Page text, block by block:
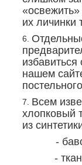
их личинки
нашем
Всем
хлопковый
из
-
-